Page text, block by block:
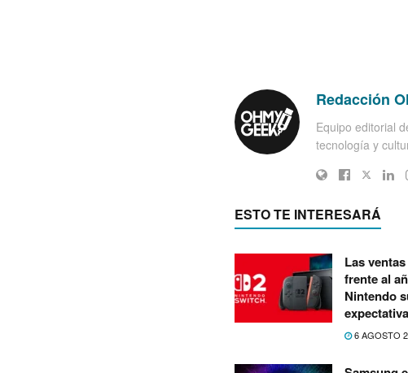
Redacción
Equipo editorial
tecnología y
ESTO TE INTERESARÁ
Las
frente al
Nintendo
6 AGOSTO